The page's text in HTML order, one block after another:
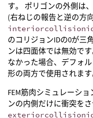
す。 ポリゴンの外側は
(右ねじの報告と逆の方
のコリジョンIDの0が三
ンは四面体では無効です
なかった場合、デフォ
形の両方で使用されます
FEM筋肉シミュレーシ
ンの内側だけに衝突を